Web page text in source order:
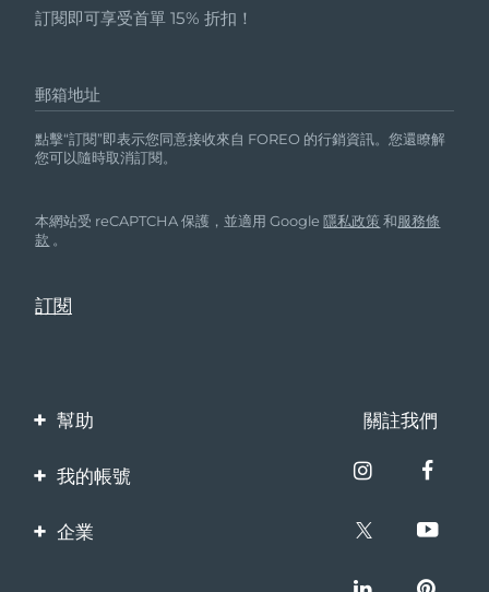
訂閱即可享受首單 15% 折扣！
郵箱地址
點擊“訂閱”即表示您同意接收來自 FOREO 的行銷資訊。您還瞭解
您可以隨時取消訂閱。
本網站受 reCAPTCHA 保護，並適用 Google隱私政策 和服務條
款 。
幫助
聯繫我們
關註我們
我的帳號
產品註冊
企業